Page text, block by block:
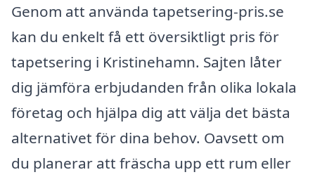
Genom att använda tapetsering-pris.se
kan du enkelt få ett översiktligt pris för
tapetsering i Kristinehamn. Sajten låter
dig jämföra erbjudanden från olika lokala
företag och hjälpa dig att välja det bästa
alternativet för dina behov. Oavsett om
du planerar att fräscha upp ett rum eller